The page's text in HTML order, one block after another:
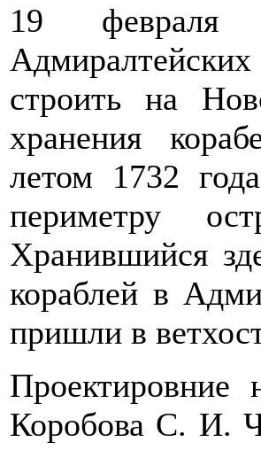
19 февраля
строить на
хранения
летом 1732
периметру
Хранившийся
кораблей в
пришли в
Проектировние
Коробова С. И.